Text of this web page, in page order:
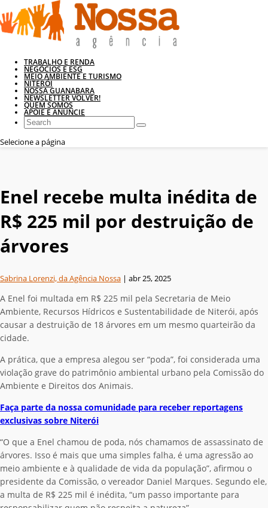
TRABALHO E RENDA
NEGÓCIOS E ESG
MEIO AMBIENTE E TURISMO
NITERÓI
NOSSA GUANABARA
NEWSLETTER VOLVER!
QUEM SOMOS
APOIE E ANUNCIE
Selecione a página
Enel recebe multa inédita de
R$ 225 mil por destruição de
árvores
Sabrina Lorenzi, da Agência Nossa | abr 25, 2025
A Enel foi multada em R$ 225 mil pela Secretaria de Meio
Ambiente, Recursos Hídricos e Sustentabilidade de Niterói, após
causar a destruição de 18 árvores em um mesmo quarteirão da
cidade.
A prática, que a empresa alegou ser “poda”, foi considerada uma
violação grave do patrimônio ambiental urbano pela Comissão do
Ambiente e Direitos dos Animais.
Faça parte da nossa comunidade para receber reportagens
exclusivas sobre Niterói
“O que a Enel chamou de poda, nós chamamos de assassinato de
árvores. Isso é mais que uma simples falha, é uma agressão ao
meio ambiente e à qualidade de vida da população”, afirmou o
presidente da Comissão, o vereador Daniel Marques. Segundo ele,
a multa de R$ 225 mil é inédita, “um passo importante para